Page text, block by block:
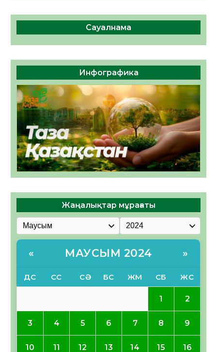
Сауалнама
Инфографика
Жаңалықтар мұрағаты
« МАУСЫМ 2024 »
ДС СС СӘ БС ЖМ СБ ЖС
1 2
3 4 5 6 7 8 9
10 11 12 13 14 15 16